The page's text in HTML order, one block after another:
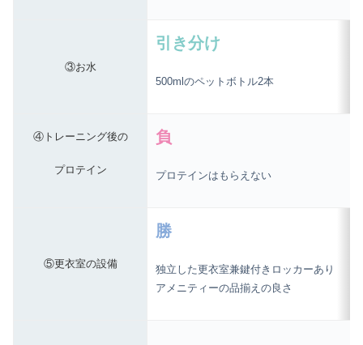
③お水
引き分け
500mlのペットボトル2本
④トレーニング後の
プロテイン
負
プロテインはもらえない
⑤更衣室の設備
勝
独立した更衣室兼鍵付きロッカーあり
アメニティーの品揃えの良さ